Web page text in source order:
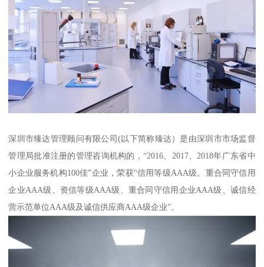
深圳市臻达管理顾问有限公司(以下简称臻达）是由深圳市市场监督
管理局批准注册的管理咨询机构的，“2016、2017、2018年广东省中
小企业服务机构100佳”企业，荣获“信用等级AAA级、重合同守信用
企业AAA级、资信等级AAA级、重合同守信用企业AAA级、诚信经
营示范单位AAA级及诚信供应商AAA级企业”。